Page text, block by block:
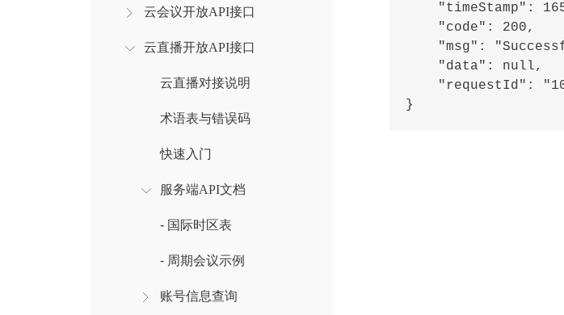
云会议开放API接口
云直播开放API接口
云直播对接说明
术语表与错误码
快速入门
服务端API文档
- 国际时区表
- 周期会议示例
账号信息查询
"timeStamp":
    "code": 200,
"msg":
    "data": null,
"requestId":